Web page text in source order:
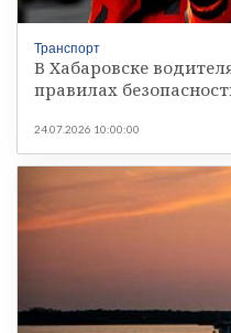
Транспорт
В Хабаровске
правилах
24.07.2026 10:00:00